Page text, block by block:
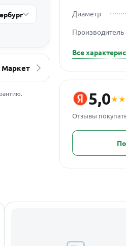
Диаметр
Производитель
Все
5,0
Отзывы